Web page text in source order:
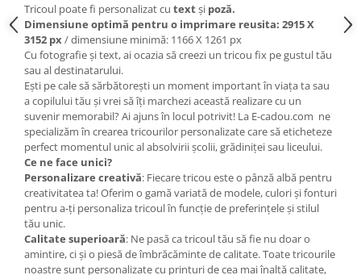
Tricoul poate fi personalizat cu textși poză.
Dimensiune optimă pentru o imprimare reusita: 2915 X
3152 px/ dimensiune minimă: 1166 X 1261 px
Cu fotografie și text, ai ocazia să creezi un tricou fix pe gustul tău
sau al destinatarului.
Ești pe cale să sărbătorești un moment important în viața ta sau
a copilului tău și vrei să îți marchezi această realizare cu un
suvenir memorabil? Ai ajuns în locul potrivit! La E-cadou.com ne
specializăm în crearea tricourilor personalizate care să eticheteze
perfect momentul unic al absolvirii școlii, grădiniței sau liceului.
Ce ne face unici?
Personalizare creativă: Fiecare tricou este o pânză albă pentru
creativitatea ta! Oferim o gamă variată de modele, culori și fonturi
pentru a-ți personaliza tricoul în funcție de preferințele și stilul
tău unic.
Calitate superioară: Ne pasă ca tricoul tău să fie nu doar o
amintire, ci și o piesă de îmbrăcăminte de calitate. Toate tricourile
noastre sunt personalizate cu printuri de cea mai înaltă calitate,